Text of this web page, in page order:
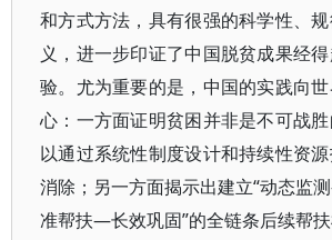
和方式方法，具有很强的科学性、
义，进一步印证了中国脱贫成果经
验。尤为重要的是，中国的实践向
心：一方面证明贫困并非是不可战
以通过系统性制度设计和持续性资
消除；另一方面揭示出建立“动态监
准帮扶—长效巩固”的全链条后续帮